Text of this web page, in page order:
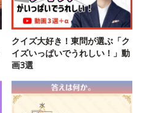
クイズ大好き！東問が選ぶ「ク
イズいっぱいでうれしい！」動
画3選